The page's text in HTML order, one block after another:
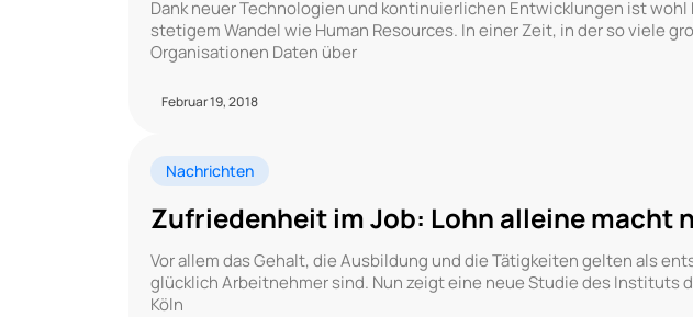
Dank neuer Technologien und kontinuierlichen Entwicklungen ist wohl
stetigem Wandel wie Human Resources. In einer Zeit, in der so viele
Organisationen Daten über
Februar 19, 2018
Nachrichten
Zufriedenheit im Job: Lohn alleine macht
Vor allem das Gehalt, die Ausbildung und die Tätigkeiten gelten als
glücklich Arbeitnehmer sind. Nun zeigt eine neue Studie des Instituts
Köln